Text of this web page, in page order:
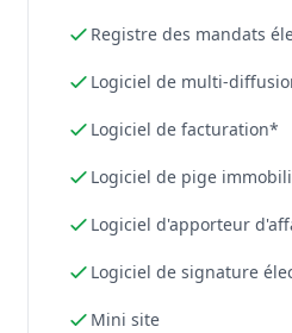
Registre des mandats
Logiciel de multi-
Logiciel de facturation*
Logiciel de pige
Logiciel d'apporteur
Logiciel de signature
Mini site